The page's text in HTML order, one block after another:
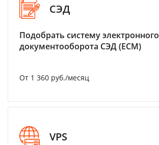
СЭД
Подобрать систему электронного
документооборота СЭД (ECM)
От 1 360 руб./месяц
VPS